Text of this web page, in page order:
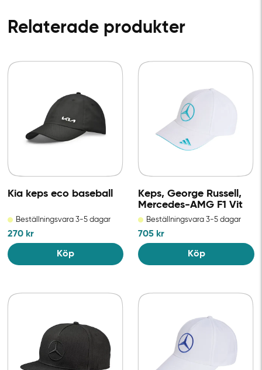
Relaterade produkter
Kia keps eco baseball
Beställningsvara 3-5 dagar
270 kr
Köp
Keps, George Russell,
Mercedes-AMG F1 Vit
Beställningsvara 3-5 dagar
705 kr
Köp